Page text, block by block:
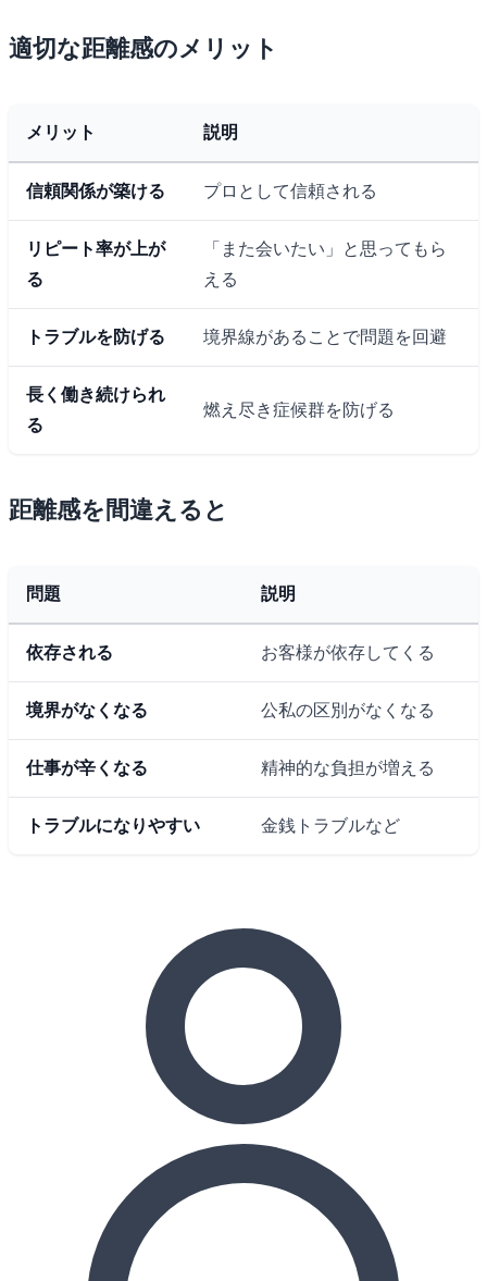
適切な距離感のメリット
メリット 説明
信頼関係が築ける プロとして信頼される
リピート率が上が
る
「また会いたい」と思ってもら
える
トラブルを防げる 境界線があることで問題を回避
長く働き続けられ
る
燃え尽き症候群を防げる
距離感を間違えると
問題 説明
依存される お客様が依存してくる
境界がなくなる 公私の区別がなくなる
仕事が辛くなる 精神的な負担が増える
トラブルになりやすい 金銭トラブルなど